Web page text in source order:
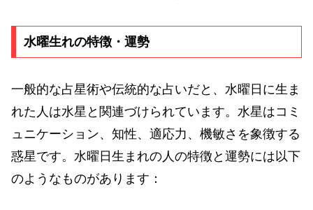
水曜生れの特徴・運勢
一般的な占星術や伝統的な占いだと、水曜日に生ま
れた人は水星と関連づけられています。水星はコミ
ュニケーション、知性、適応力、機敏さを象徴する
惑星です。水曜日生まれの人の特徴と運勢には以下
のようなものがあります：